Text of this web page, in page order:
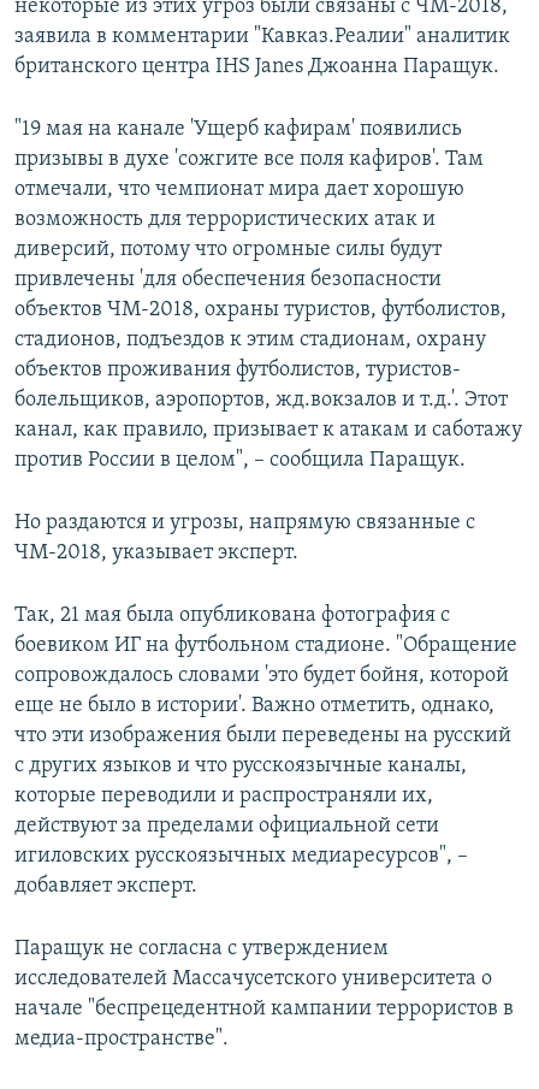
некоторые из этих угроз были связаны с ЧМ-2018,
заявила в комментарии "Кавказ.Реалии" аналитик
британского центра IHS Janes Джоанна Паращук.
"19 мая на канале 'Ущерб кафирам' появились
призывы в духе 'сожгите все поля кафиров'. Там
отмечали, что чемпионат мира дает хорошую
возможность для террористических атак и
диверсий, потому что огромные силы будут
привлечены 'для обеспечения безопасности
объектов ЧМ-2018, охраны туристов, футболистов,
стадионов, подъездов к этим стадионам, охрану
объектов проживания футболистов, туристов-
болельщиков, аэропортов, жд.вокзалов и т.д.'. Этот
канал, как правило, призывает к атакам и саботажу
против России в целом", – сообщила Паращук.
Но раздаются и угрозы, напрямую связанные с
ЧМ-2018, указывает эксперт.
Так, 21 мая была опубликована фотография с
боевиком ИГ на футбольном стадионе. "Обращение
сопровождалось словами 'это будет бойня, которой
еще не было в истории'. Важно отметить, однако,
что эти изображения были переведены на русский
с других языков и что русскоязычные каналы,
которые переводили и распространяли их,
действуют за пределами официальной сети
игиловских русскоязычных медиаресурсов", –
добавляет эксперт.
Паращук не согласна с утверждением
исследователей Массачусетского университета о
начале "беспрецедентной кампании террористов в
медиа-пространстве".